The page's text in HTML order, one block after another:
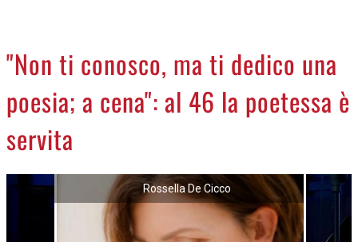
LA PIAZZA
ANIMALI
ACCEDI
"Non ti conosco, ma ti dedico una
poesia; a cena": al 46 la poetessa è
servita
Rossella De Cicco